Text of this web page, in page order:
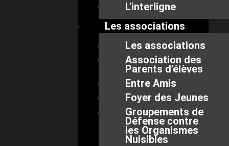
L'interligne
Les associations
Les associations
Association des
Parents d'élèves
Entre Amis
Foyer des Jeunes
Groupements de
Défense contre
les Organismes
Nuisibles